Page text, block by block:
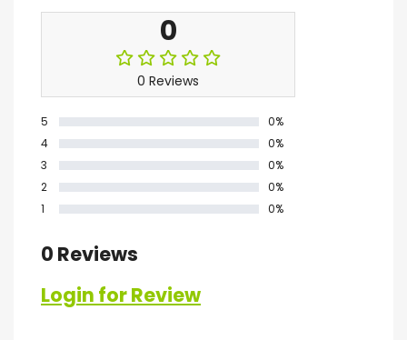
0
0 Reviews
5
0%
4
0%
3
0%
2
0%
1
0%
0 Reviews
Login for Review